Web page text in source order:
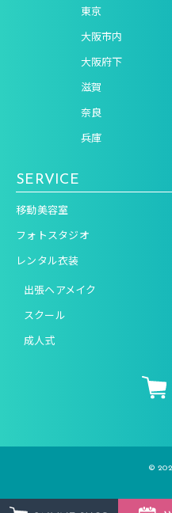
東京
大阪市内
大阪府下
滋賀
奈良
兵庫
SERVICE
移動美容室
フォトスタジオ
レンタル衣装
出張ヘアメイク
スクール
成人式
©